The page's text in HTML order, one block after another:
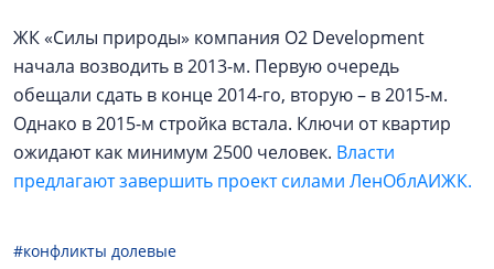
ЖК «Силы природы» компания О2 Development
начала возводить в 2013-м. Первую очередь
обещали сдать в конце 2014-го, вторую – в 2015-м.
Однако в 2015-м стройка встала. Ключи от квартир
ожидают как минимум 2500 человек. Власти
предлагают завершить проект силами ЛенОблАИЖК.
#конфликты долевые